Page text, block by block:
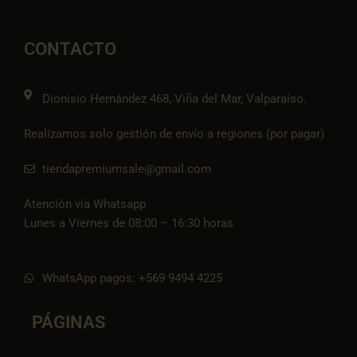
o
k
r
a
p
e
CONTACTO
Dionisio Hernández 468, Viña del Mar, Valparaíso.
Realizamos solo gestión de envío a regiones (por pagar)
tiendapremiumsale@gmail.com
Atención vía Whatsapp
Lunes a Viernes de 08:00 – 16:30 horas
WhatsApp pagos: +569 9494 4225
PÁGINAS